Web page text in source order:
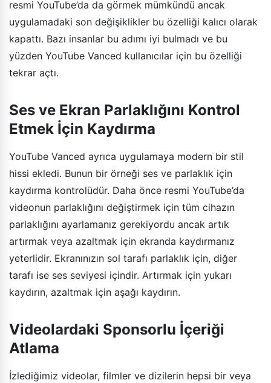
resmi YouTube’da da görmek mümkündü ancak
uygulamadaki son değişiklikler bu özelliği kalıcı olarak
kapattı. Bazı insanlar bu adımı iyi bulmadı ve bu
yüzden YouTube Vanced kullanıcılar için bu özelliği
tekrar açtı.
Ses ve Ekran Parlaklığını Kontrol
Etmek İçin Kaydırma
YouTube Vanced ayrıca uygulamaya modern bir stil
hissi ekledi. Bunun bir örneği ses ve parlaklık için
kaydırma kontrolüdür. Daha önce resmi YouTube’da
videonun parlaklığını değiştirmek için tüm cihazın
parlaklığını ayarlamanız gerekiyordu ancak artık
artırmak veya azaltmak için ekranda kaydırmanız
yeterlidir. Ekranınızın sol tarafı parlaklık için, diğer
tarafı ise ses seviyesi içindir. Artırmak için yukarı
kaydırın, azaltmak için aşağı kaydırın.
Videolardaki Sponsorlu İçeriği
Atlama
İzlediğimiz videolar, filmler ve dizilerin hepsi bir veya